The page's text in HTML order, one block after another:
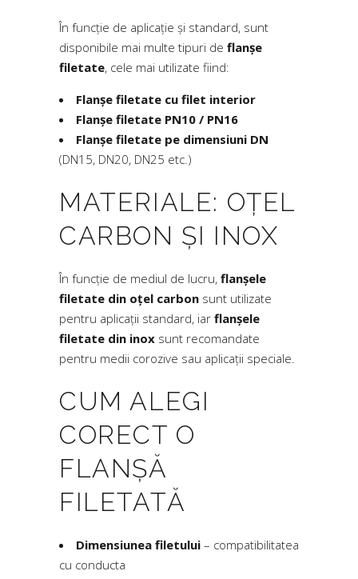
În funcție de aplicație și standard, sunt
disponibile mai multe tipuri de flanșe
filetate, cele mai utilizate fiind:
Flanșe filetate cu filet interior
Flanșe filetate PN10 / PN16
Flanșe filetate pe dimensiuni DN
(DN15, DN20, DN25 etc.)
MATERIALE: OȚEL
CARBON ȘI INOX
În funcție de mediul de lucru, flanșele
filetate din oțel carbon sunt utilizate
pentru aplicații standard, iar flanșele
filetate din inox sunt recomandate
pentru medii corozive sau aplicații speciale.
CUM ALEGI
CORECT O
FLANȘĂ
FILETATĂ
Dimensiunea filetului – compatibilitatea
cu conducta